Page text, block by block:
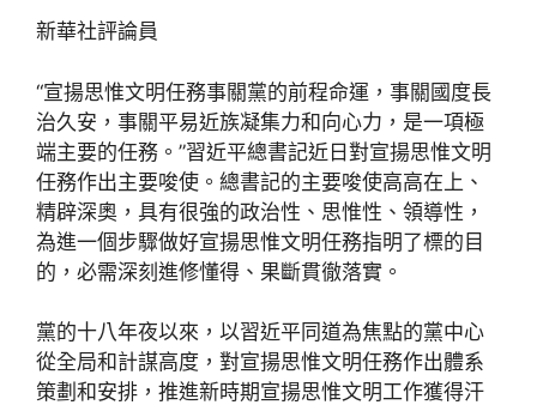
新華社評論員
“宣揚思惟文明任務事關黨的前程命運，事關國度長
治久安，事關平易近族凝集力和向心力，是一項極
端主要的任務。”習近平總書記近日對宣揚思惟文明
任務作出主要唆使。總書記的主要唆使高高在上、
精辟深奧，具有很強的政治性、思惟性、領導性，
為進一個步驟做好宣揚思惟文明任務指明了標的目
的，必需深刻進修懂得、果斷貫徹落實。
黨的十八年夜以來，以習近平同道為焦點的黨中心
從全局和計謀高度，對宣揚思惟文明任務作出體系
策劃和安排，推進新時期宣揚思惟文明工作獲得汗